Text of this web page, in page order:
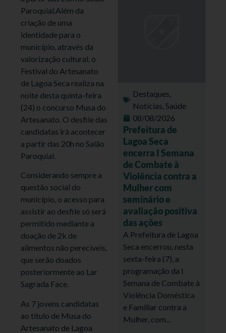
Paroquial.Além da
criação de uma
identidade para o
município, através da
valorização cultural, o
Festival do Artesanato
de Lagoa Seca realiza na
noite desta quinta-feira
(24) o concurso Musa do
Artesanato. O desfile das
candidatas irá acontecer
a partir das 20h no Salão
Paroquial.
Considerando sempre a
questão social do
município, o acesso para
assistir ao desfile só será
permitido mediante a
doação de 2k de
alimentos não perecíveis,
que serão doados
posteriormente ao Lar
Sagrada Face.
As 7 jovens candidatas
ao título de Musa do
Artesanato de Lagoa
Destaques,
Notícias,Saúde
08/08/2026
Prefeitura de
Lagoa Seca
encerra I Semana
de Combate à
Violência contra a
Mulher com
seminário e
avaliação positiva
das ações
A Prefeitura de Lagoa
Seca encerrou, nesta
sexta-feira (7), a
programação da I
Semana de Combate à
Violência Doméstica
e Familiar contra a
Mulher, com...